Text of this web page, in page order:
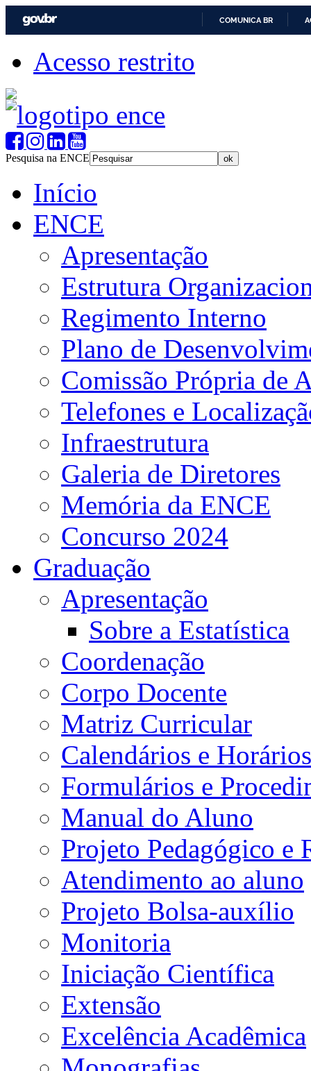
COMUNICA BR
Acesso restrito
Pesquisa na ENCE
Início
ENCE
Apresentação
Estrutura
Regimento Interno
Plano de
Comissão Própria de
Telefones e
Infraestrutura
Galeria de Diretores
Memória da ENCE
Concurso 2024
Graduação
Apresentação
Sobre a Estatística
Coordenação
Corpo Docente
Matriz Curricular
Calendários e Horários
Formulários e
Manual do Aluno
Projeto Pedagógico e
Atendimento ao aluno
Projeto Bolsa-auxílio
Monitoria
Iniciação Científica
Extensão
Excelência Acadêmica